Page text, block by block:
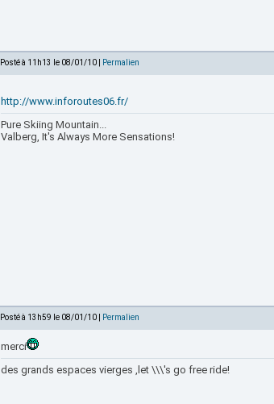
Posté à 11h13 le 08/01/10 | Permalien
http://www.inforoutes06.fr/
Pure Skiing Mountain...
Valberg, It's Always More Sensations!
Posté à 13h59 le 08/01/10 | Permalien
merci
des grands espaces vierges ,let \\\'s go free ride!